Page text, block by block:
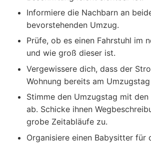
Informiere die Nachbarn an
bevorstehenden Umzug.
Prüfe, ob es einen Fahrstuhl im
und wie groß dieser ist.
Vergewissere dich, dass der
Wohnung bereits am
Stimme den Umzugstag mit
ab. Schicke ihnen
grobe Zeitabläufe zu.
Organisiere einen Babysitter für